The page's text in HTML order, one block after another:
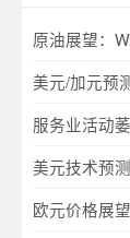
原油展望：
美元/加元预
服务业活动
美元技术预
欧元价格展